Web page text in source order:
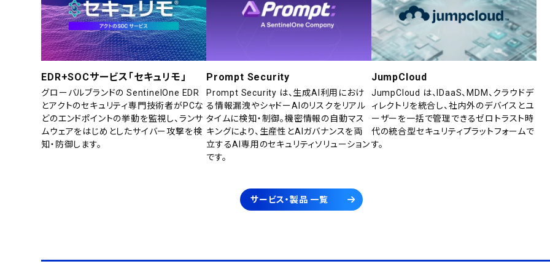
EDR+SOCサービス「セキュリモ」
グローバルブランドの SentinelOne EDR
とアクトのセキュリティ専門技術者がPCな
どのエンドポイントの挙動を監視し、ランサ
ムウェアをはじめとしたサイバー攻撃を検
知・防御します。
Prompt Security
Prompt Security は、生成AI利用におけ
る情報漏洩やシャドーAIのリスクをリアル
タイムに検知・制御。機密情報の自動マス
キングにより、生産性とAIガバナンスを両
立するAI専用のセキュリティソリューション
です。
JumpCloud
JumpCloud は、IDaaS、MDM、クラウドデ
ィレクトリを統合し、社内外のデバイスとユ
ーザーを一括で管理できるゼロトラスト時
代の統合型セキュリティプラットフォームで
す。
サービス・製品 一覧